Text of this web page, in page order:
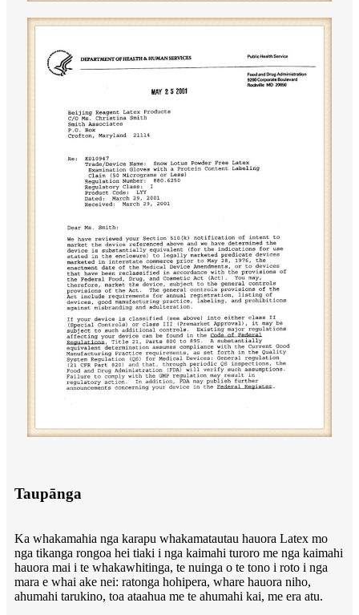
Taupānga
Ka whakamahia nga karapu whakamatautau hauora Latex mo
nga tikanga rongoa hei tiaki i nga kaimahi turoro me nga kaimahi
hauora mai i te whakawhitinga, te nuinga o te tono i roto i nga
mara e whai ake nei: ratonga hohipera, whare hauora niho,
ahumahi tarukino, toa ataahua me te ahumahi kai, me era atu.